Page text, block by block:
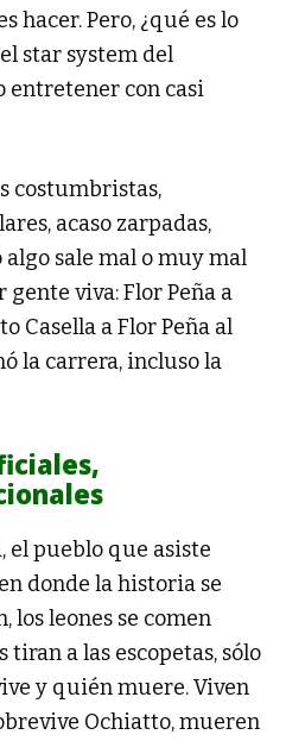
hacer. Pero, ¿qué es lo
star system del
entretener con casi
costumbristas,
acaso zarpadas,
sale mal o muy mal
viva: Flor Peña a
Casella a Flor Peña al
la carrera, incluso la
el pueblo que asiste
donde la historia se
los leones se comen
tiran a las escopetas, sólo
y quién muere. Viven
Ochiatto, mueren